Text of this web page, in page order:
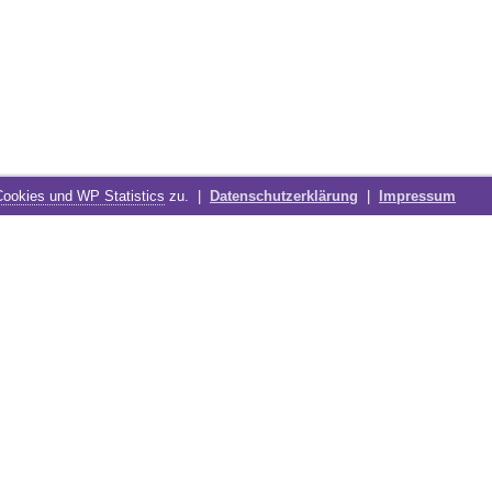
und WP Statistics zu. | Datenschutzerklärung Impressum